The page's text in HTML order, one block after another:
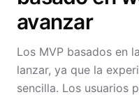
avanzar
Los MVP basados en
lanzar, ya que la
sencilla. Los usuarios